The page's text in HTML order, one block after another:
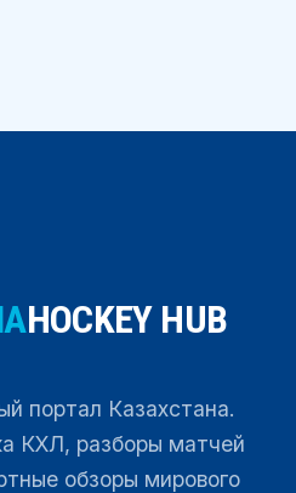
HOCKEY HUB
портал Казахстана.
КХЛ, разборы матчей
обзоры мирового